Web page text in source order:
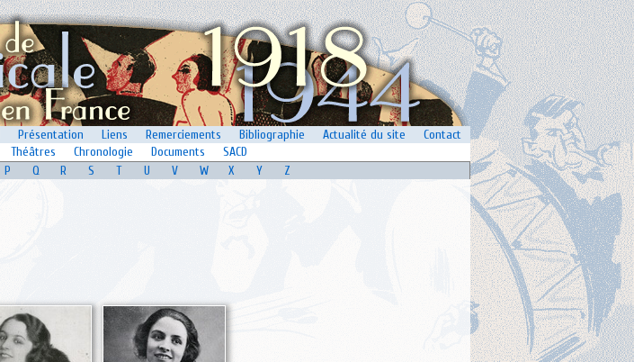
Présentation Liens Remerciements Bibliographie Actualité du site
Contact
Théâtres Chronologie Documents
SACD
P Q R S T U V W X Y Z